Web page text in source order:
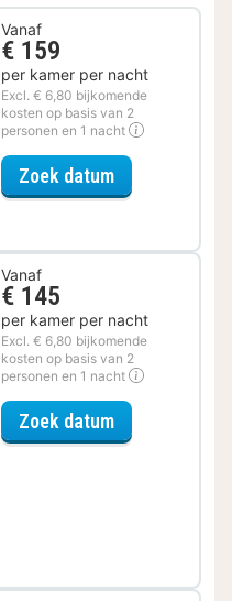
Vanaf
€ 159
per kamer per nacht
Excl. € 6,80 bijkomende
kosten op basis van 2
personen en 1 nacht
Zoek datumvoor Late
Vanaf
€ 145
per kamer per nacht
Excl. € 6,80 bijkomende
kosten op basis van 2
personen en 1 nacht
Zoek datumvoor Relax